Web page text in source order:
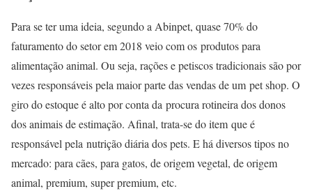
Para se ter uma ideia, segundo a Abinpet, quase 70% do
faturamento do setor em 2018 veio com os produtos para
alimentação animal. Ou seja, rações e petiscos tradicionais são por
vezes responsáveis pela maior parte das vendas de um pet shop. O
giro do estoque é alto por conta da procura rotineira dos donos
dos animais de estimação. Afinal, trata-se do item que é
responsável pela nutrição diária dos pets. E há diversos tipos no
mercado: para cães, para gatos, de origem vegetal, de origem
animal, premium, super premium, etc.